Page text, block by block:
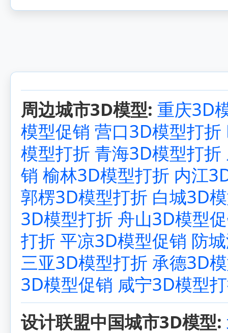
周边城市3D模型: 重庆3D
模型促销 营口3D模型打折
模型打折 青海3D模型打折
销 榆林3D模型打折 内江
郭楞3D模型打折 白城3D
3D模型打折 舟山3D模型
打折 平凉3D模型促销 防
三亚3D模型打折 承德3D
3D模型促销 咸宁3D模型
设计联盟中国城市3D模型: